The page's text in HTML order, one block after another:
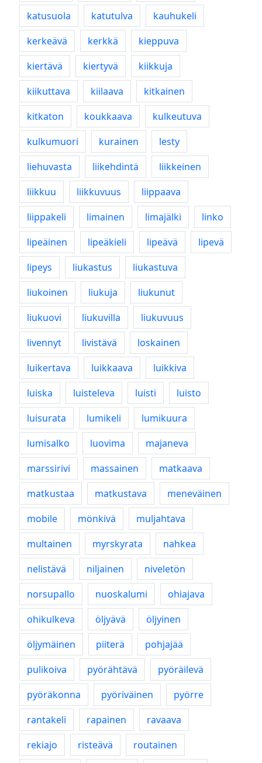
katusuola
katutulva
kauhukeli
kerkeävä
kerkkä
kieppuva
kiertävä
kiertyvä
kiikkuja
kiikuttava
kiilaava
kitkainen
kitkaton
koukkaava
kulkeutuva
kulkumuori
kurainen
lesty
liehuvasta
liikehdintä
liikkeinen
liikkuu
liikkuvuus
liippaava
liippakeli
limainen limajälki
linko
lipeäinen
lipeäkieli lipeävä
lipevä
lipeys
liukastus
liukastuva
liukoinen
liukuja
liukunut
liukuovi
liukuvilla
liukuvuus
livennyt
livistävä
loskainen
luikertava
luikkaava
luikkiva
luiska
luisteleva luisti
luisto
luisurata
lumikeli
lumikuura
lumisalko
luovima
majaneva
marssirivi
massainen
matkaava
matkustaa
matkustava
meneväinen
mobile
mönkivä
muljahtava
multainen
myrskyrata
nahkea
nelistävä
niljainen
niveletön
norsupallo
nuoskalumi
ohiajava
ohikulkeva
öljyävä
öljyinen
öljymäinen
piiterä
pohjajää
pulikoiva
pyörähtävä
pyöräilevä
pyöräkonna
pyöriväinen
pyörre
rantakeli
rapainen
ravaava
rekiajo
risteävä
routainen